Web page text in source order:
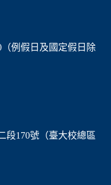
例假日及國定假日除
段170號（臺大校總區